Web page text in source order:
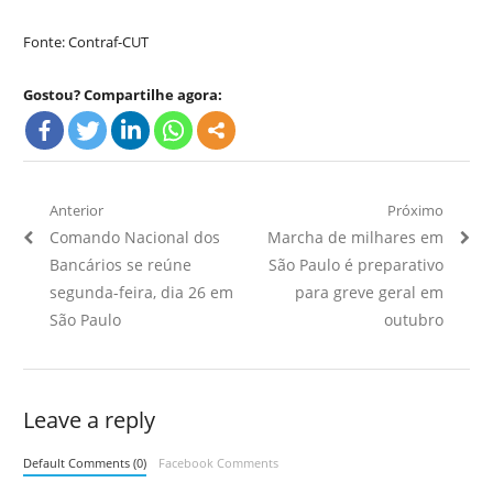
Fonte: Contraf-CUT
Gostou? Compartilhe agora:
Navegação
de
Post
Anterior
Artigo
Anterior:
Comando Nacional dos
Bancários se reúne
segunda-feira, dia 26 em
São Paulo
Próximo
Próximo
Artigo:
Marcha de milhares em
São Paulo é preparativo
para greve geral em
outubro
Leave a reply
Default Comments (0) Facebook Comments